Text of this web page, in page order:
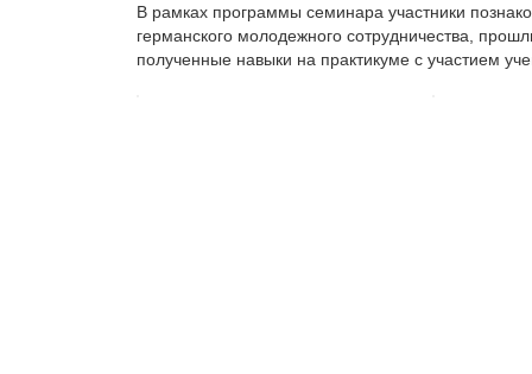
В рамках программы семинара участники
германского молодежного сотрудничества,
полученные навыки на практикуме с участием